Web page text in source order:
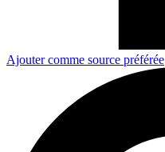
Ajouter comme source préférée